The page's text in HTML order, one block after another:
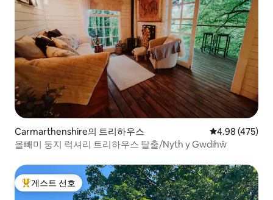
Carmarthenshire의 트리하우스 평점 4.98점(5
4.98 (475)
올빼미 둥지 럭셔리 트리하우스 탈출/Nyth y Gwdihŵ
상위 게스트 선호
게스트 선호